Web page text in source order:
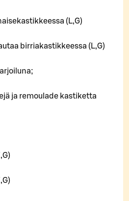
(L,G)
birriakastikkeessa (L,G)
ja remoulade kastiketta